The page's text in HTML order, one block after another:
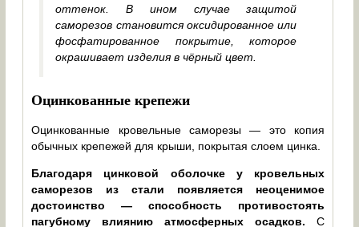
оттенок. В ином случае защитой
саморезов становится оксидированное или
фосфатированное покрытие, которое
окрашивает изделия в чёрный цвет.
Оцинкованные крепежи
Оцинкованные кровельные саморезы — это копия
обычных крепежей для крыши, покрытая слоем цинка.
Благодаря цинковой оболочке у кровельных
саморезов из стали появляется неоценимое
достоинство — способность противостоять
пагубному влиянию атмосферных осадков. С